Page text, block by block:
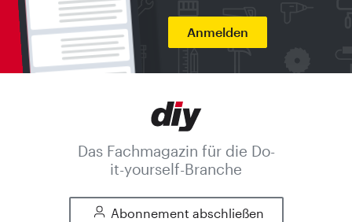
Anmelden
Das Fachmagazin für die Do-
it-yourself-Branche
Abonnement abschließen